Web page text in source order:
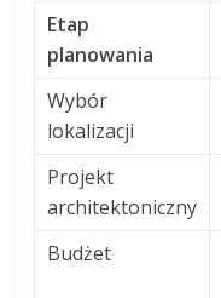
Etap
planowania
Wybór
lokalizacji
Projekt
architektoniczny
Budżet